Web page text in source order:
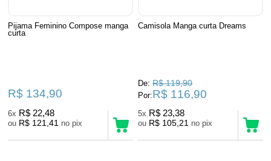
Pijama Feminino Compose manga
curta
R$ 134,90
6x R$ 22,48
ou R$ 121,41 no pix
Camisola Manga curta Dreams
De: R$ 119,90
Por:R$ 116,90
5x R$ 23,38
ou R$ 105,21 no pix